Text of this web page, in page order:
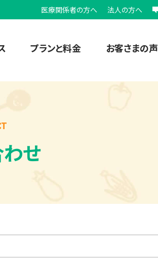
医療関係者の方へ 法人の方へ
プランと料金 お客さまの声
せ